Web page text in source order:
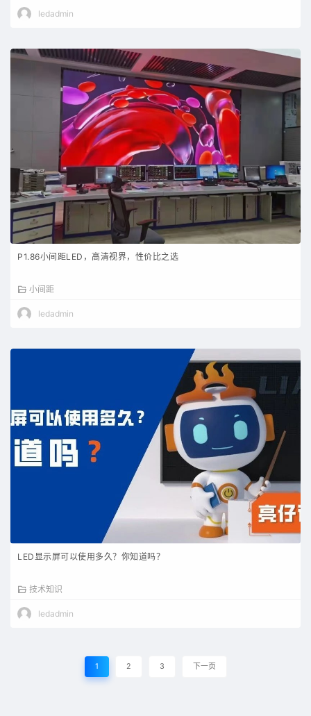
ledadmin
P1.86小间距LED，高清视界，性价比之选
小间距
ledadmin
LED显示屏可以使用多久？你知道吗？
技术知识
ledadmin
1 2 3 下一页